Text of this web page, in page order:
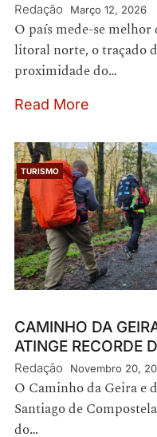
Redação Março 12, 2026
O país mede-se
litoral norte, o traçado
proximidade do…
Read More
TURISMO
CAMINHO DA
ATINGE RECORDE
Redação Novembro 20,
O Caminho da Geira e
Santiago de
do…